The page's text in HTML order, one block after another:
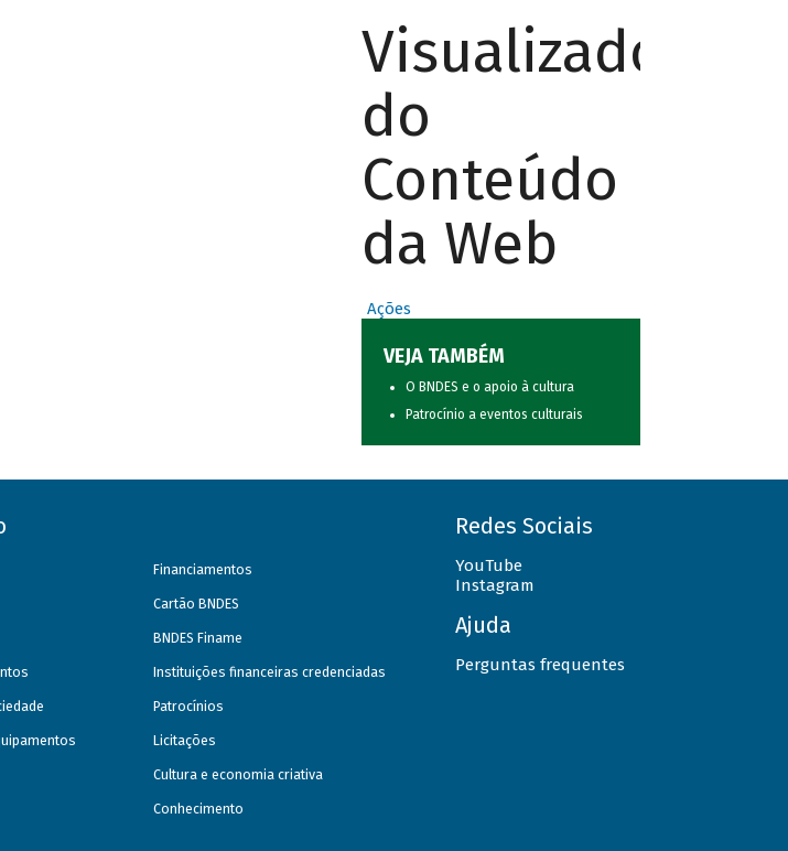
Visualizador
do
Conteúdo
da Web
Ações
VEJA TAMBÉM
O BNDES e o apoio à cultura
Patrocínio a eventos culturais
Financiamentos
Cartão BNDES
BNDES Finame
Instituições financeiras credenciadas
Patrocínios
Licitações
Cultura e economia criativa
Conhecimento
Redes Sociais
YouTube
Instagram
Ajuda
Perguntas frequentes